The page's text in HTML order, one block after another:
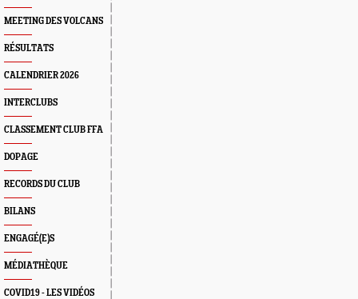
MEETING DES VOLCANS
RÉSULTATS
CALENDRIER 2026
INTERCLUBS
CLASSEMENT CLUB FFA
DOPAGE
RECORDS DU CLUB
BILANS
ENGAGÉ(E)S
MÉDIATHÈQUE
COVID19 - LES VIDÉOS